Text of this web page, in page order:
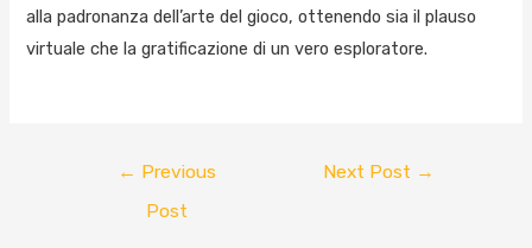
alla padronanza dell’arte del gioco, ottenendo sia il plauso
virtuale che la gratificazione di un vero esploratore.
← Previous
Post
Next Post →